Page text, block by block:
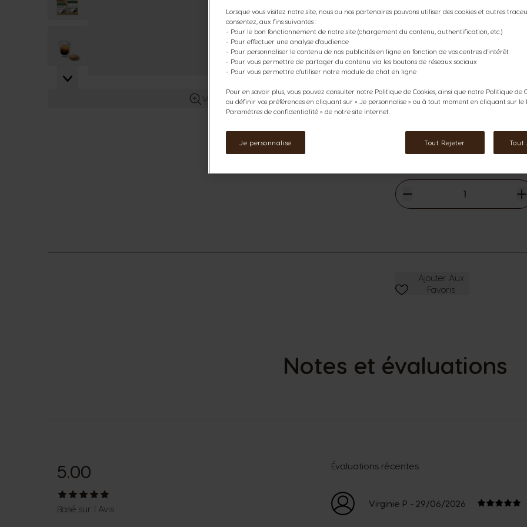
Voir plus d’informations
Profitez de notre Pack NEO
total de 36 capsules pour
exceptionnel !
Ce pack contient:
3NEO Espresso 12 dosettes
The price depends on the
Prix normal
12,18 €
Ajouter Aux Favoris
Ajouter Aux
Favoris
Notes et évaluations
5.00
Basé sur 1 Avis
Évaluations récentes
Virginie P - 29/06/2026
Lorsque vous visitez notre site, nous ou nos partenaires pouvons utiliser des cookies et autres
consentez, aux fins suivantes :
- Pour le bon fonctionnement de notre site (chargement du contenu, authentification, etc.)
- Pour effectuer une analyse d'audience
- Pour personnaliser le contenu de nos publicités en ligne en fonction de vos centres d'intérêt
- Pour vous permettre de partager du contenu via les boutons de réseaux sociaux
- Pour vous permettre d'utiliser notre module de chat en ligne
Pour en savoir plus, vous pouvez consulter notre Politique de Cookies, ainsi que notre Politique de
ou définir vos préférences en cliquant sur « Je personnalise » ou à tout moment en cliquant sur le
Paramètres de confidentialité » de notre site internet.
Je personnalise Tout Rejeter Tout